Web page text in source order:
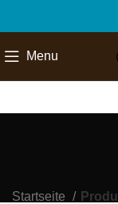
Menu
Startseite